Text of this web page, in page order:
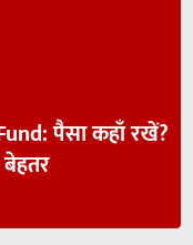
पैसा कहाँ रखें?